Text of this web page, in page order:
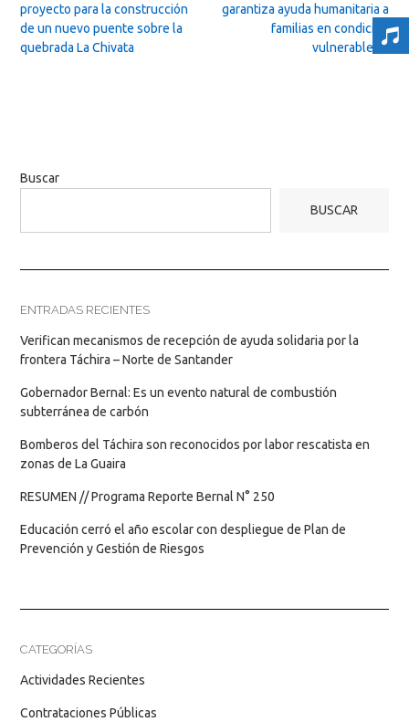
navigation
garantiza ayuda humanitaria a
familias en condición
vulnerable
→
proyecto para la construcción
de un nuevo puente sobre la
quebrada La Chivata
Buscar
BUSCAR
ENTRADAS RECIENTES
Verifican mecanismos de recepción de ayuda solidaria por la
frontera Táchira – Norte de Santander
Gobernador Bernal: Es un evento natural de combustión
subterránea de carbón
Bomberos del Táchira son reconocidos por labor rescatista en
zonas de La Guaira
RESUMEN // Programa Reporte Bernal N° 250
Educación cerró el año escolar con despliegue de Plan de
Prevención y Gestión de Riesgos
CATEGORÍAS
Actividades Recientes
Contrataciones Públicas